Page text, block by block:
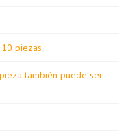
piezas
también puede ser